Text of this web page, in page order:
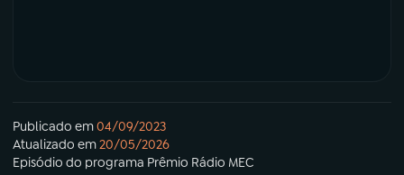
Publicado em04/09/2023
Atualizado em20/05/2026
Episódio do programa Prêmio Rádio MEC